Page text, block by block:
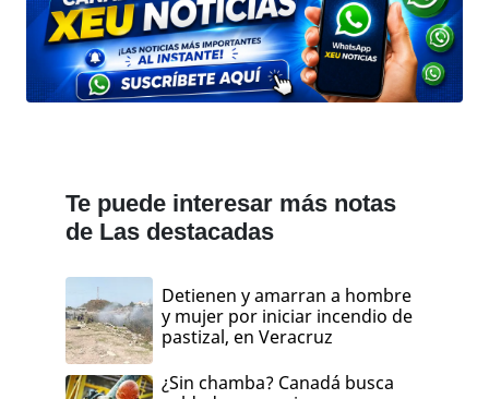
Te puede interesar más notas
de Las destacadas
Detienen y amarran a hombre
y mujer por iniciar incendio de
pastizal, en Veracruz
¿Sin chamba? Canadá busca